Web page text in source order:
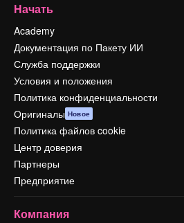
Начать
Academy
Документация по Пакету ИИ
Служба поддержки
Условия и положения
Политика конфиденциальности
Оригиналы Новое
Политика файлов cookie
Центр доверия
Партнеры
Предприятие
Компания